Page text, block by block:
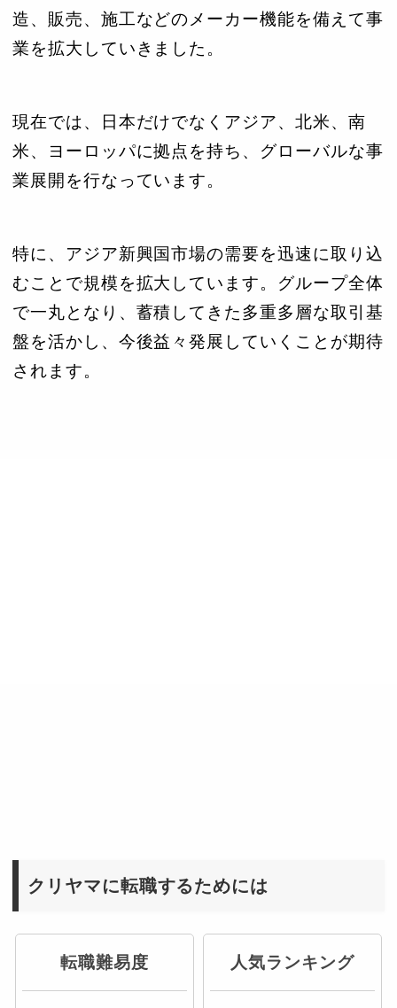
造、販売、施工などのメーカー機能を備えて事
業を拡大していきました。
現在では、日本だけでなくアジア、北米、南
米、ヨーロッパに拠点を持ち、グローバルな事
業展開を行なっています。
特に、アジア新興国市場の需要を迅速に取り込
むことで規模を拡大しています。グループ全体
で一丸となり、蓄積してきた多重多層な取引基
盤を活かし、今後益々発展していくことが期待
されます。
クリヤマに転職するためには
転職難易度 人気ランキング